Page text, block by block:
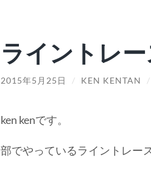
ライントレ
2015年5月25日 / KEN KENTAN /
ken kenです。
部でやっているライントレー